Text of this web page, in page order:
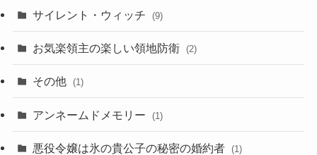
サイレント・ウィッチ (9)
お気楽領主の楽しい領地防衛 (2)
その他 (1)
アンネームドメモリー (1)
悪役令嬢は氷の貴公子の秘密の婚約者 (1)